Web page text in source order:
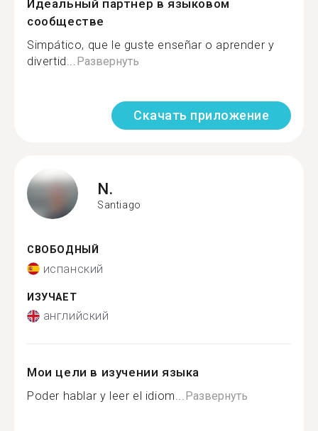
Идеальный партнер в языковом
сообществе
Simpático, que le guste enseñar o aprender y
divertid...Развернуть
Скачать приложение
N.
Santiago
СВОБОДНЫЙ
испанский
ИЗУЧАЕТ
английский
Мои цели в изучении языка
Poder hablar y leer el idiom...Развернуть